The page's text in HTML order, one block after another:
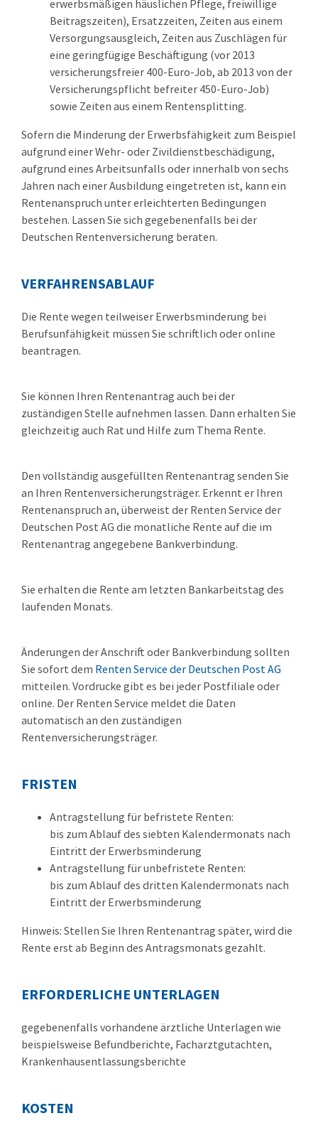
erwerbsmäßigen häuslichen Pflege, freiwillige
Beitragszeiten), Ersatzzeiten, Zeiten aus einem
Versorgungsausgleich, Zeiten aus Zuschlägen für
eine geringfügige Beschäftigung (vor 2013
versicherungsfreier 400-Euro-Job, ab 2013 von der
Versicherungspflicht befreiter 450-Euro-Job)
sowie Zeiten aus einem Rentensplitting.
Sofern die Minderung der Erwerbsfähigkeit zum Beispiel
aufgrund einer Wehr- oder Zivildienstbeschädigung,
aufgrund eines Arbeitsunfalls oder innerhalb von sechs
Jahren nach einer Ausbildung eingetreten ist, kann ein
Rentenanspruch unter erleichterten Bedingungen
bestehen. Lassen Sie sich gegebenenfalls bei der
Deutschen Rentenversicherung beraten.
VERFAHRENSABLAUF
Die Rente wegen teilweiser Erwerbsminderung bei
Berufsunfähigkeit müssen Sie schriftlich oder online
beantragen.
Sie können Ihren Rentenantrag auch bei der
zuständigen Stelle aufnehmen lassen. Dann erhalten Sie
gleichzeitig auch Rat und Hilfe zum Thema Rente.
Den vollständig ausgefüllten Rentenantrag senden Sie
an Ihren Rentenversicherungsträger. Erkennt er Ihren
Rentenanspruch an, überweist der Renten Service der
Deutschen Post AG die monatliche Rente auf die im
Rentenantrag angegebene Bankverbindung.
Sie erhalten die Rente am letzten Bankarbeitstag des
laufenden Monats.
Änderungen der Anschrift oder Bankverbindung sollten
Sie sofort dem Renten Service der Deutschen Post AG
mitteilen. Vordrucke gibt es bei jeder Postfiliale oder
online. Der Renten Service meldet die Daten
automatisch an den zuständigen
Rentenversicherungsträger.
FRISTEN
Antragstellung für befristete Renten:
bis zum Ablauf des siebten Kalendermonats nach
Eintritt der Erwerbsminderung
Antragstellung für unbefristete Renten:
bis zum Ablauf des dritten Kalendermonats nach
Eintritt der Erwerbsminderung
Hinweis: Stellen Sie Ihren Rentenantrag später, wird die
Rente erst ab Beginn des Antragsmonats gezahlt.
ERFORDERLICHE UNTERLAGEN
gegebenenfalls vorhandene ärztliche Unterlagen wie
beispielsweise Befundberichte, Facharztgutachten,
Krankenhausentlassungsberichte
KOSTEN